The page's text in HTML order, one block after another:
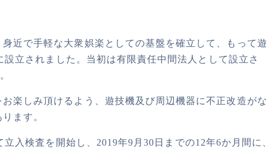
近で手軽な大衆娯楽としての基盤を確立して、もって遊
立されました。当初は有限責任中間法人として設立さ
楽しみ頂けるよう、遊技機及び周辺機器に不正改造がな
ます。
入検査を開始し、2019年9月30日までの12年6か月間に、